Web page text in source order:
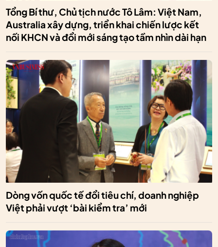
Tổng Bí thư, Chủ tịch nước Tô Lâm: Việt Nam,
Australia xây dựng, triển khai chiến lược kết
nối KHCN và đổi mới sáng tạo tầm nhìn dài hạn
Dòng vốn quốc tế đổi tiêu chí, doanh nghiệp
Việt phải vượt ‘bài kiểm tra’ mới